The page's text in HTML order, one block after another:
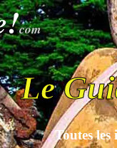
com
Le
Toutes